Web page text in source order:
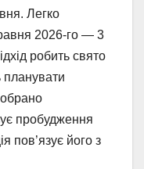
Легко
2026-го — 3
робить свято
планувати
обрано
пробудження
пов’язує його з